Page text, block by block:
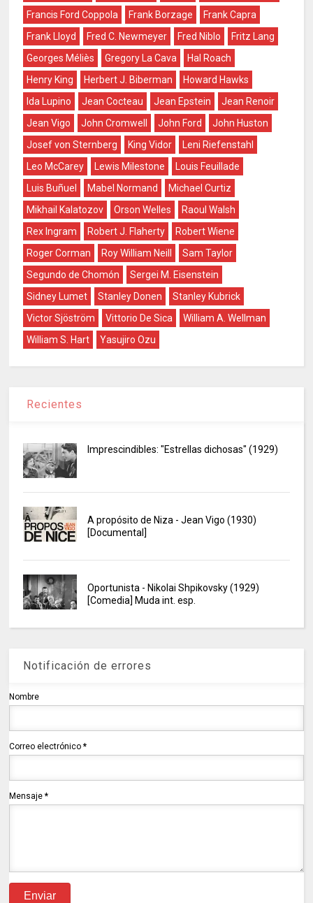
Francis Ford Coppola
Frank Borzage
Frank Capra
Frank Lloyd
Fred C. Newmeyer Fred Niblo
Fritz Lang
Georges Méliès
Gregory La Cava
Hal Roach
Henry King
Herbert J. Biberman
Howard Hawks
Ida Lupino
Jean Cocteau Jean Epstein
Jean Renoir
Jean Vigo
John Cromwell John Ford
John Huston
Josef von Sternberg
King Vidor
Leni Riefenstahl
Leo McCarey
Lewis Milestone
Louis Feuillade
Luis Buñuel
Mabel Normand
Michael Curtiz
Mikhail Kalatozov
Orson Welles
Raoul Walsh
Rex Ingram
Robert J. Flaherty
Robert Wiene
Roger Corman
Roy William Neill
Sam Taylor
Segundo de Chomón
Sergei M. Eisenstein
Sidney Lumet
Stanley Donen
Stanley Kubrick
Victor Sjöström
Vittorio De Sica
William A. Wellman
William S. Hart
Yasujiro Ozu
Recientes
Imprescindibles: "Estrellas dichosas" (1929)
A propósito de Niza - Jean Vigo (1930)
[Documental]
Oportunista - Nikolai Shpikovsky (1929)
[Comedia] Muda int. esp.
Notificación de errores
Nombre
Correo electrónico*
Mensaje*